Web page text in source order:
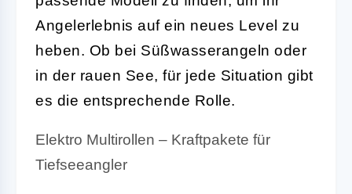
Angelerlebnis auf ein neues Level zu
heben. Ob bei Süßwasserangeln oder
in der rauen See, für jede Situation gibt
es die entsprechende Rolle.
Elektro Multirollen – Kraftpakete für
Tiefseeangler